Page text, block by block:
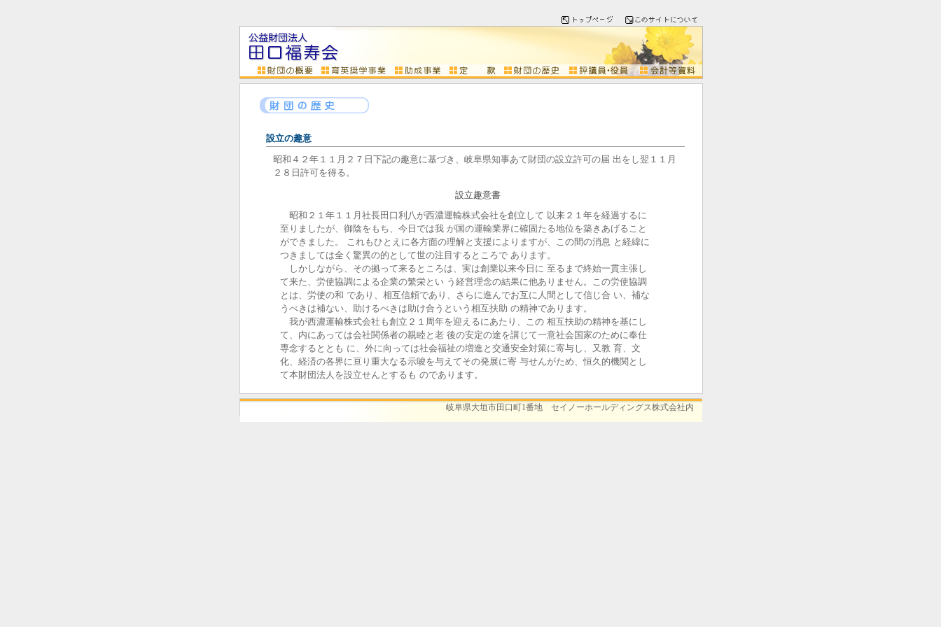
設立の趣意
昭和４２年１１月２７日下記の趣意に基づき、岐阜県知事あて財団の設立許可の届 出をし翌１１月
２８日許可を得る。
設立趣意書
昭和２１年１１月社長田口利八が西濃運輸株式会社を創立して 以来２１年を経過するに
至りましたが、御陰をもち、今日では我 が国の運輸業界に確固たる地位を築きあげること
ができました。 これもひとえに各方面の理解と支援によりますが、この間の消息 と経緯に
つきましては全く驚異の的として世の注目するところで あります。
しかしながら、その拠って来るところは、実は創業以来今日に 至るまで終始一貫主張し
て来た、労使協調による企業の繁栄とい う経営理念の結果に他ありません。この労使協調
とは、労使の和 であり、相互信頼であり、さらに進んでお互に人間として信じ合 い、補な
うべきは補ない、助けるべきは助け合うという相互扶助 の精神であります。
我が西濃運輸株式会社も創立２１周年を迎えるにあたり、この 相互扶助の精神を基にし
て、内にあっては会社関係者の親睦と老 後の安定の途を講じて一意社会国家のために奉仕
専念するととも に、外に向っては社会福祉の増進と交通安全対策に寄与し、又教 育、文
化、経済の各界に亘り重大なる示唆を与えてその発展に寄 与せんがため、恒久的機関とし
て本財団法人を設立せんとするも のであります。
岐阜県大垣市田口町1番地 セイノーホールディングス株式会社内